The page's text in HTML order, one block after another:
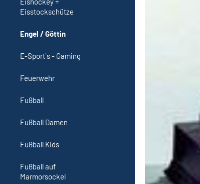
Eisstockschütze
Engel / Göttin
E-Sport`s - Gaming
Feuerwehr
Fußball
Fußball Damen
Fußball Kids
Fußball auf
Marmorsockel